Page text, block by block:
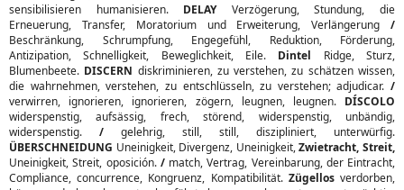
sensibilisieren humanisieren. DELAYVerzögerung, Stundung, die
Erneuerung, Transfer, Moratorium und Erweiterung, Verlängerung /
Beschränkung, Schrumpfung, Engegefühl, Reduktion, Förderung,
Antizipation, Schnelligkeit, Beweglichkeit, Eile. Dintel Ridge, Sturz,
Blumenbeete. DISCERN diskriminieren, zu verstehen, zu schätzen wissen,
die wahrnehmen, verstehen, zu entschlüsseln, zu verstehen; adjudicar. /
verwirren, ignorieren, ignorieren, zögern, leugnen, leugnen. DÍSCOLO
widerspenstig, aufsässig, frech, störend, widerspenstig, unbändig,
widerspenstig. / gelehrig, still, still, diszipliniert, unterwürfig.
ÜBERSCHNEIDUNG Uneinigkeit, Divergenz, Uneinigkeit,Zwietracht, Streit,
Uneinigkeit, Streit, oposición. /match, Vertrag, Vereinbarung, der Eintracht,
Compliance, concurrence, Kongruenz, Kompatibilität. Zügellosverdorben,